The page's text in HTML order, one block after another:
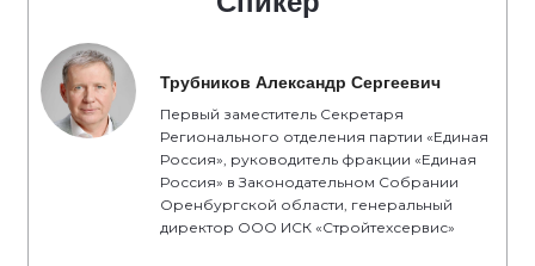
Трубников Александр Сергеевич
Первый заместитель Секретаря
Регионального отделения партии «Единая
Россия», руководитель фракции «Единая
Россия» в Законодательном Собрании
Оренбургской области, генеральный
директор ООО ИСК «Стройтехсервис»